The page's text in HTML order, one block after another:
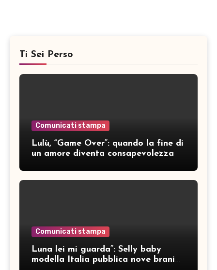
Ti Sei Perso
Comunicati stampa
Lulù, “Game Over”: quando la fine di
un amore diventa consapevolezza
Comunicati stampa
Luna lei mi guarda”: Selly baby
modella Italia pubblica nove brani